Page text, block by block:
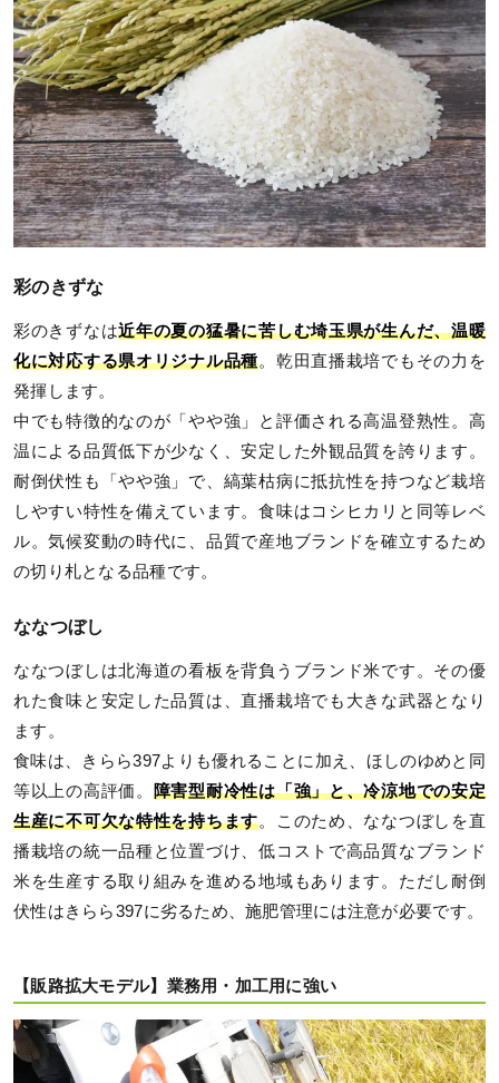
彩のきずな
彩のきずなは近年の夏の猛暑に苦しむ埼玉県が生んだ、温暖
化に対応する県オリジナル品種。乾田直播栽培でもその力を
発揮します。
中でも特徴的なのが「やや強」と評価される高温登熟性。高
温による品質低下が少なく、安定した外観品質を誇ります。
耐倒伏性も「やや強」で、縞葉枯病に抵抗性を持つなど栽培
しやすい特性を備えています。食味はコシヒカリと同等レベ
ル。気候変動の時代に、品質で産地ブランドを確立するため
の切り札となる品種です。
ななつぼし
ななつぼしは北海道の看板を背負うブランド米です。その優
れた食味と安定した品質は、直播栽培でも大きな武器となり
ます。
食味は、きらら397よりも優れることに加え、ほしのゆめと同
等以上の高評価。 障害型耐冷性は「強」と、冷涼地での安定
生産に不可欠な特性を持ちます。このため、ななつぼしを直
播栽培の統一品種と位置づけ、低コストで高品質なブランド
米を生産する取り組みを進める地域もあります。ただし耐倒
伏性はきらら397に劣るため、施肥管理には注意が必要です。
【販路拡大モデル】業務用・加工用に強い